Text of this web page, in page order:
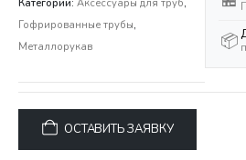
Категории: Аксессуары для труб,
Гофрированные трубы,
Металлорукав
📦
ОСТАВИТЬ ЗАЯВКУ